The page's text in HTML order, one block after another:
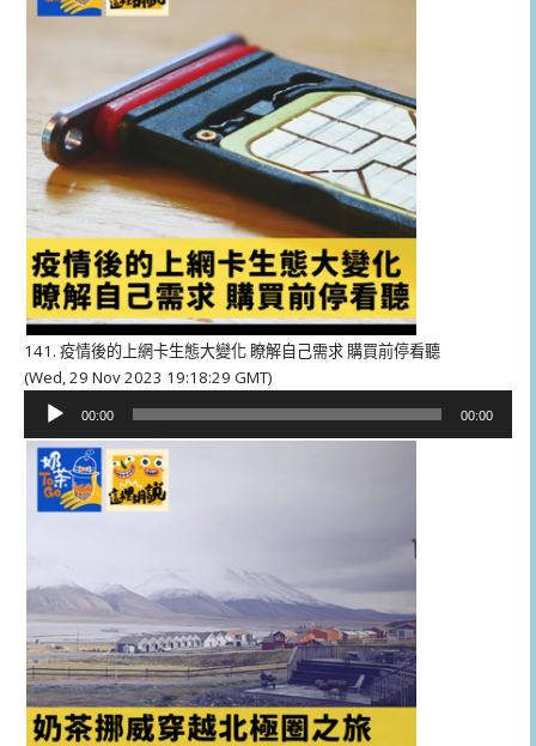
器
141. 疫情後的上網卡生態大變化 瞭解自己需求 購買前停看聽
(Wed, 29 Nov 2023 19:18:29 GMT)
播
器
00:00 00:00